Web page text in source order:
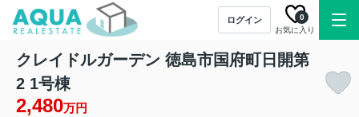
ログイン
お気に入り
0
クレイドルガーデン 徳島市国府町日開第
2 1号棟
2,480万円